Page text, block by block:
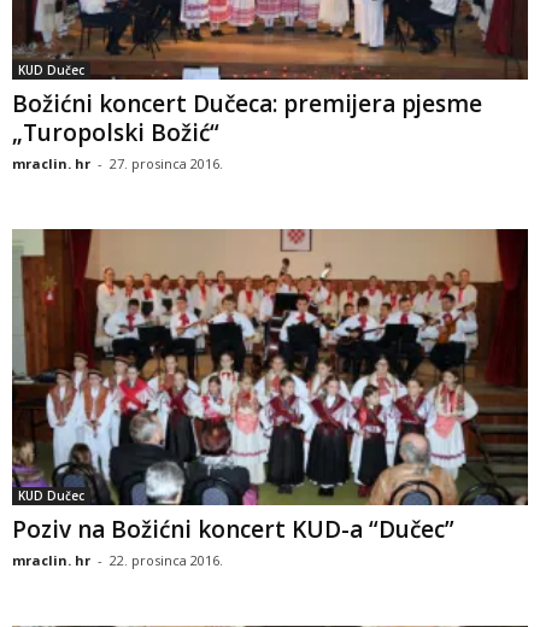
KUD Dučec
Božićni koncert Dučeca: premijera pjesme
„Turopolski Božić“
mraclin. hr - 27. prosinca 2016.
KUD Dučec
Poziv na Božićni koncert KUD-a “Dučec”
mraclin. hr - 22. prosinca 2016.